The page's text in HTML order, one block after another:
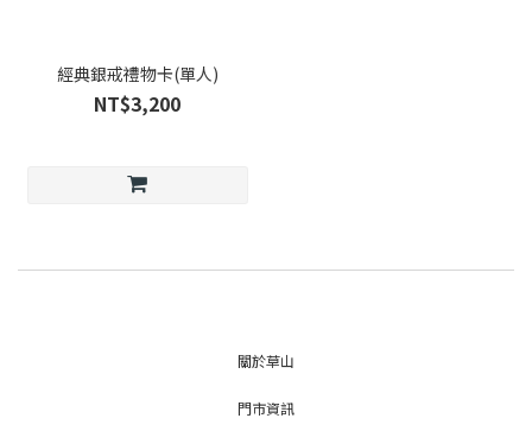
經典銀戒禮物卡(單人)
NT$3,200
關於草山
門市資訊